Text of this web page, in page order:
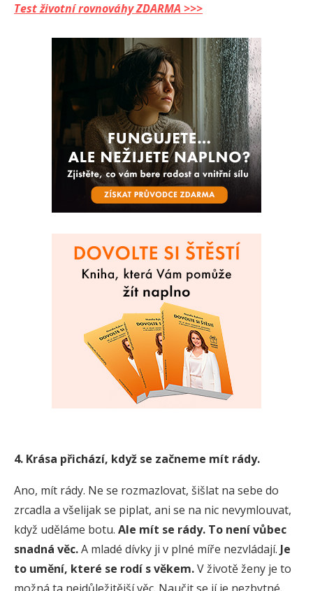
Test životní rovnováhy ZDARMA >>>
4. Krása přichází, když se začneme mít rády.
Ano, mít rády. Ne se rozmazlovat, šišlat na sebe do
zrcadla a všelijak se piplat, ani se na nic nevymlouvat,
když uděláme botu. Ale mít se rády. To není vůbec
snadná věc.A mladé dívky ji v plné míře nezvládají. Je
to umění, které se rodí s věkem.V životě ženy je to